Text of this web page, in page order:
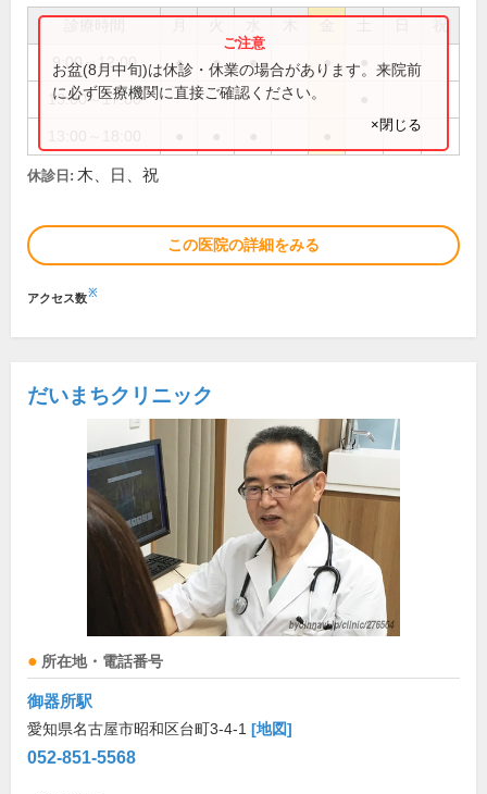
祝
9:00～12:00 ● ● ● ●
13:00～17:00
お盆(8月中旬)は休診・休業の場合があります。来院前
に必ず医療機関に直接ご確認ください。
×閉じる
休診日: 木、日、祝
この医院の詳細をみる
アクセス数※
だいまちクリニック
所在地・電話番号
御器所駅
愛知県名古屋市昭和区台町3-4-1 [地図]
052-851-5568